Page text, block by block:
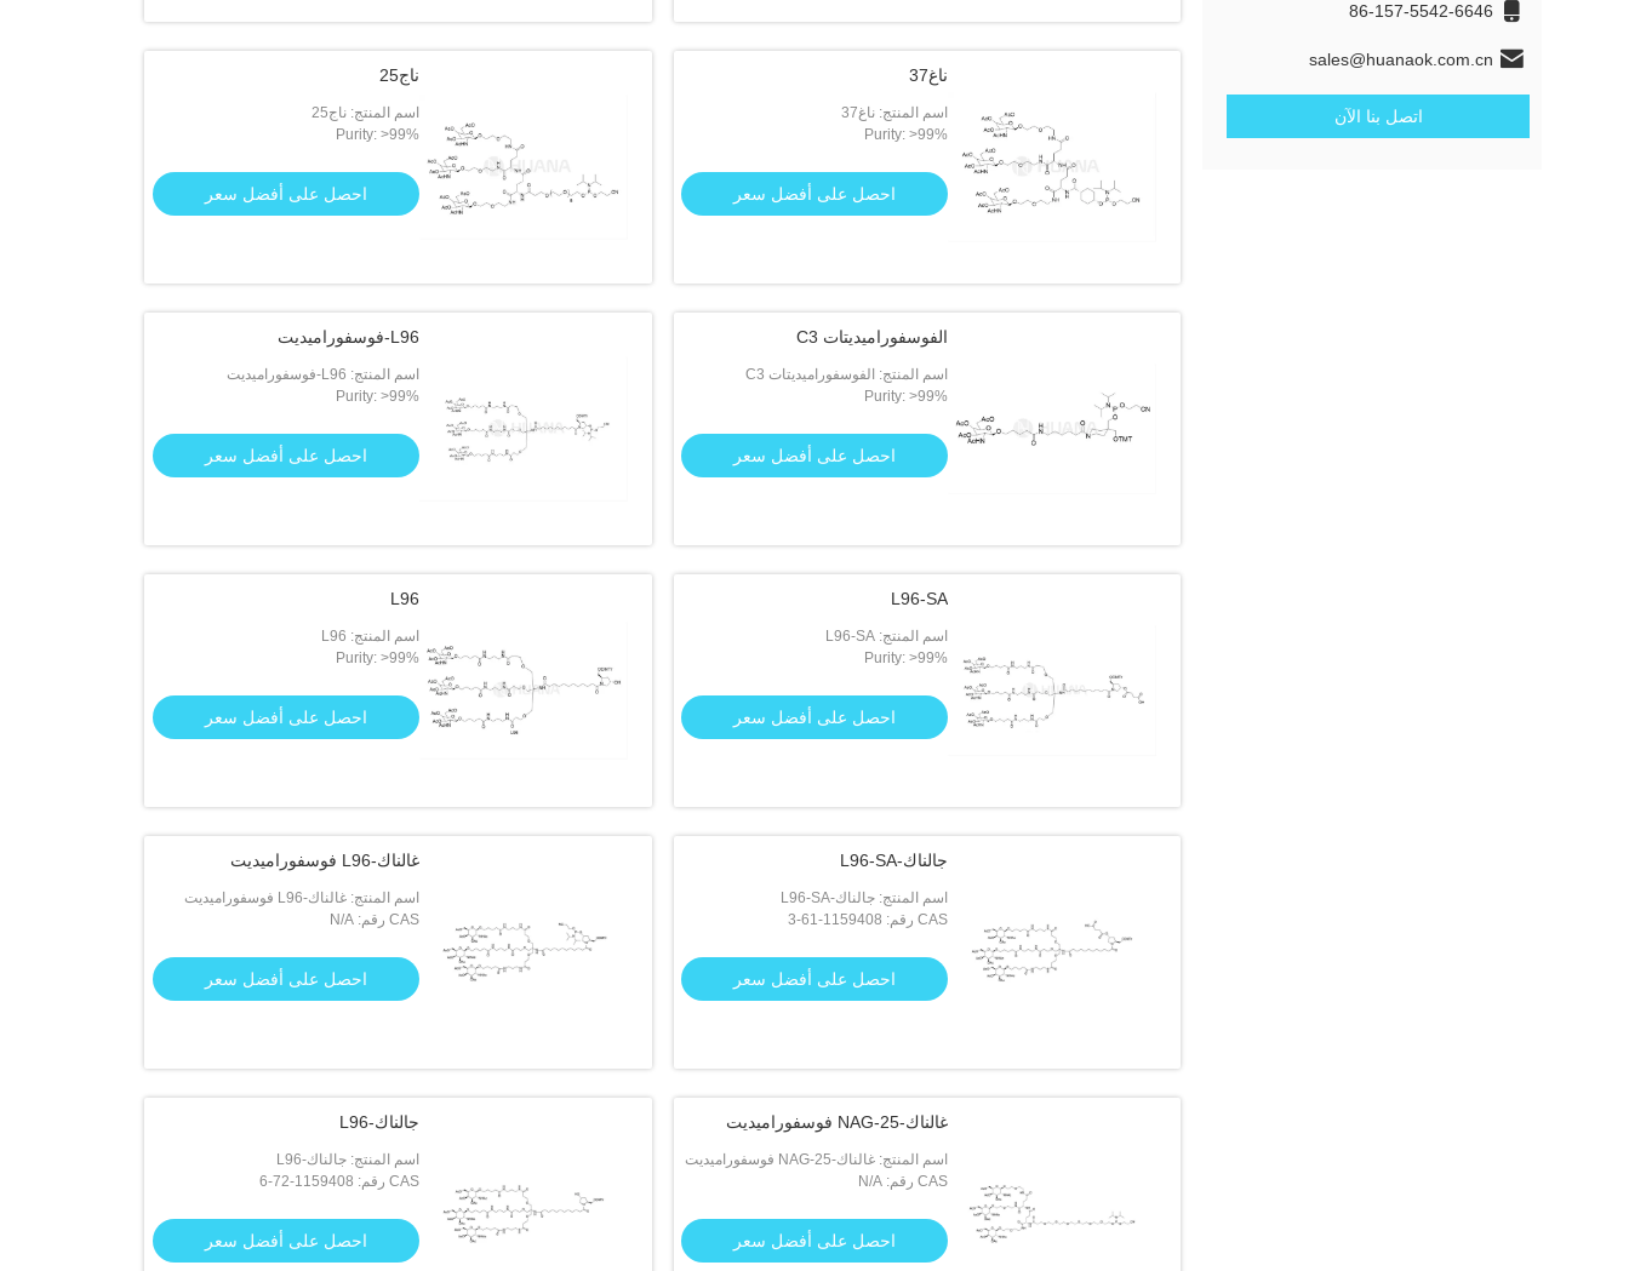
86-157-5542-6646
sales@huanaok.com.cn
اتصل بنا الآن
ناغ37
اسم المنتج: ناغ37
Purity: >99%
احصل على أفضل سعر
ناج25
اسم المنتج: ناج25
Purity: >99%
احصل على أفضل سعر
الفوسفوراميديتات C3
اسم المنتج: الفوسفوراميديتات C3
Purity: >99%
احصل على أفضل سعر
L96-فوسفوراميديت
اسم المنتج: L96-فوسفوراميديت
Purity: >99%
احصل على أفضل سعر
L96-SA
اسم المنتج: L96-SA
Purity: >99%
احصل على أفضل سعر
L96
اسم المنتج: L96
Purity: >99%
احصل على أفضل سعر
جالناك-L96-SA
اسم المنتج: جالناك-L96-SA
CAS رقم: 1159408-61-3
احصل على أفضل سعر
غالناك-L96 فوسفوراميديت
اسم المنتج: غالناك-L96 فوسفوراميديت
CAS رقم: N/A
احصل على أفضل سعر
غالناك-NAG-25 فوسفوراميديت
اسم المنتج: غالناك-NAG-25 فوسفوراميديت
CAS رقم: N/A
احصل على أفضل سعر
جالناك-L96
اسم المنتج: جالناك-L96
CAS رقم: 1159408-72-6
احصل على أفضل سعر